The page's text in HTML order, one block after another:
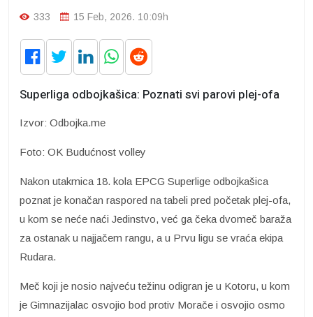
333 15 Feb, 2026. 10:09h
Superliga odbojkašica: Poznati svi parovi plej-ofa
Izvor: Odbojka.me
Foto: OK Budućnost volley
Nakon utakmica 18. kola EPCG Superlige odbojkašica
poznat je konačan raspored na tabeli pred početak plej-ofa,
u kom se neće naći Jedinstvo, već ga čeka dvomeč baraža
za ostanak u najjačem rangu, a u Prvu ligu se vraća ekipa
Rudara.
Meč koji je nosio najveću težinu odigran je u Kotoru, u kom
je Gimnazijalac osvojio bod protiv Morače i osvojio osmo